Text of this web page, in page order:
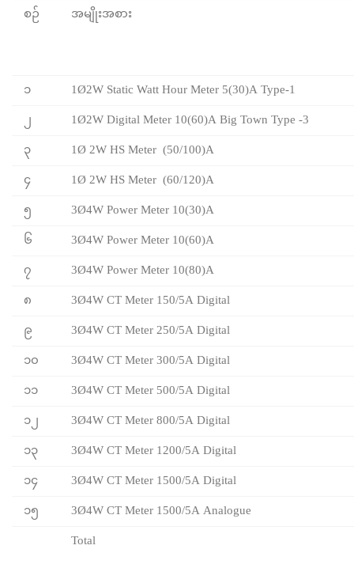
စဉ်
အမျိုးအစား
၁
1Ø2W Static Watt Hour Meter 5(30)A Type-1
၂
1Ø2W Digital Meter 10(60)A Big Town Type -3
၃
1Ø 2W HS Meter (50/100)A
၄
1Ø 2W HS Meter (60/120)A
၅
3Ø4W Power Meter 10(30)A
၆
3Ø4W Power Meter 10(60)A
၇
3Ø4W Power Meter 10(80)A
၈
3Ø4W CT Meter 150/5A Digital
၉
3Ø4W CT Meter 250/5A Digital
၁၀
3Ø4W CT Meter 300/5A Digital
၁၁
3Ø4W CT Meter 500/5A Digital
၁၂
3Ø4W CT Meter 800/5A Digital
၁၃
3Ø4W CT Meter 1200/5A Digital
၁၄
3Ø4W CT Meter 1500/5A Digital
၁၅
3Ø4W CT Meter 1500/5A Analogue
Total